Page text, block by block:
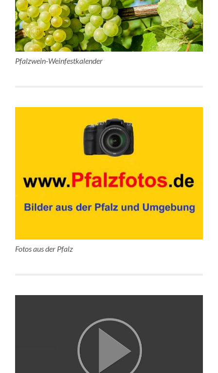
Pfalzwein-Weinfestkalender
Fotos aus der Pfalz